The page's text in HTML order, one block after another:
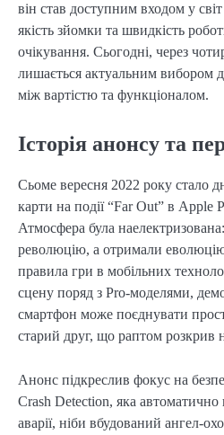
він став доступним входом у
якість зйомки та швидкість
очікування. Сьогодні, через
лишається актуальним вибором
між вартістю та функціоналом.
Історія анонсу та
Сьоме вересня 2022 року стало
карти на події “Far Out” в Apple
Атмосфера була
революцію, а отримали
правила гри в мобільних
сцену поряд з Pro-моделями,
смартфон може поєднувати
старий друг, що раптом розкрив
Анонс підкреслив фокус на
Crash Detection, яка
аварії, ніби вбудований ангел-